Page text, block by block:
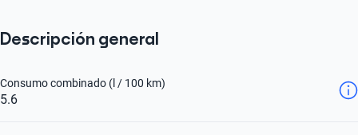
Descripción general
5.6
Consumo combinado (l / 100 km)